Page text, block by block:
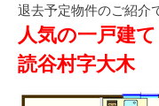
退去予定物件のご紹介
人気の一戸建て
読谷村字大木